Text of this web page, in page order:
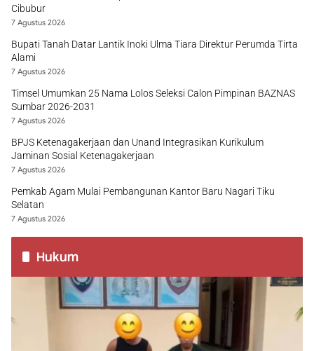
Cibubur
7 Agustus 2026
Bupati Tanah Datar Lantik Inoki Ulma Tiara Direktur Perumda Tirta
Alami
7 Agustus 2026
Timsel Umumkan 25 Nama Lolos Seleksi Calon Pimpinan BAZNAS
Sumbar 2026-2031
7 Agustus 2026
BPJS Ketenagakerjaan dan Unand Integrasikan Kurikulum
Jaminan Sosial Ketenagakerjaan
7 Agustus 2026
Pemkab Agam Mulai Pembangunan Kantor Baru Nagari Tiku
Selatan
7 Agustus 2026
Hukum